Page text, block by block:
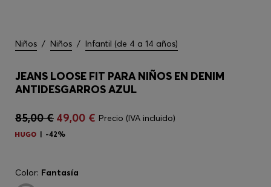
Niños / Niños / Infantil (de 4 a 14 años)
JEANS LOOSE FIT PARA NIÑOS EN DENIM
ANTIDESGARROS AZUL
85,00 € 49,00 € Precio (IVA incluido)
-42%
Color: Fantasía